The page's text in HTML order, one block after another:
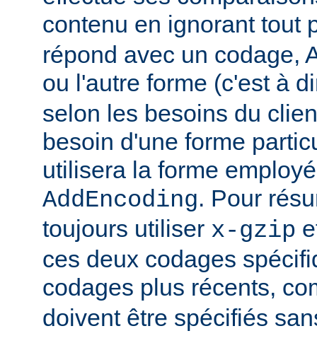
contenu en ignorant tout
répond avec un codage,
ou l'autre forme (c'est à
selon les besoins du
besoin d'une forme
utilisera la forme
AddEncoding. Pour
toujours utiliser x-gzip
ces deux codages
codages plus récents,
doivent être spécifiés